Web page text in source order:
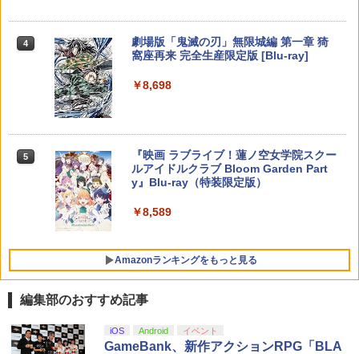
￥7,710
鬼武者 Way of the Sword 【Switch2】
POT-P-ABNMA
【特典】トゥームレイダー：レガシー・
典】コスチューム「ララ・クロフト・サ
￥7,012
ションパス（ダウンロード版）※3,200
￥4,400
ロゲーム互換機 )（ コントローラーアダ
プターセット ）CY-RF-RW HDMI出力 ど
こでもセーブ 互換機種 FC SFC SNES G
B GBC GBA MD GEN PCE TG-16 PCE
SG
￥25,300
【送料無料】劇場版「鬼滅の刃」無限城
編 第一章 猗窩座再来(通常版)【Blu-ra
￥4,400
￥9,000
ニンテンドープリペイド番号 5000円|オ
ンラインコード版
【純正品】DualSense ワイヤレスコン
￥10,737
【国内正規品】Thrustmaster スラスト
S5、PS5 Pro、Xbox One、Xbox Serie
￥14,141
4
劇場版「鬼滅の刃」無限城編 第一章 猗
窩座再来 完全生産限定版 [Blu-ray]
￥8,698
5
『映画 ラブライブ！蓮ノ空女学院スクー
ルアイドルクラブ Bloom Garden Part
y』Blu-ray（特装限定版）
￥8,589
Amazonランキングをもっと見る
編集部のおすすめ記事
iOS Android イベント
GameBank、新作アクションRPG「BLA